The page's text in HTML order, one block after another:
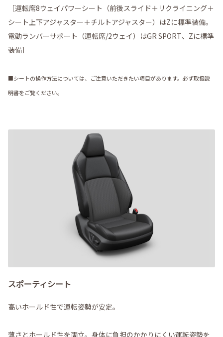
［運転席8ウェイパワーシート（前後スライド＋リクライニング＋
シート上下アジャスター＋チルトアジャスター）はZに標準装備。
電動ランバーサポート（運転席/2ウェイ）はGR SPORT、Zに標準
装備］
■シートの操作方法については、ご注意いただきたい項目があります。必ず取扱説
明書をご覧ください。
スポーティシート
高いホールド性で運転姿勢が安定。
薄さとホールド性を両立。身体に負担のかかりにくい運転姿勢を